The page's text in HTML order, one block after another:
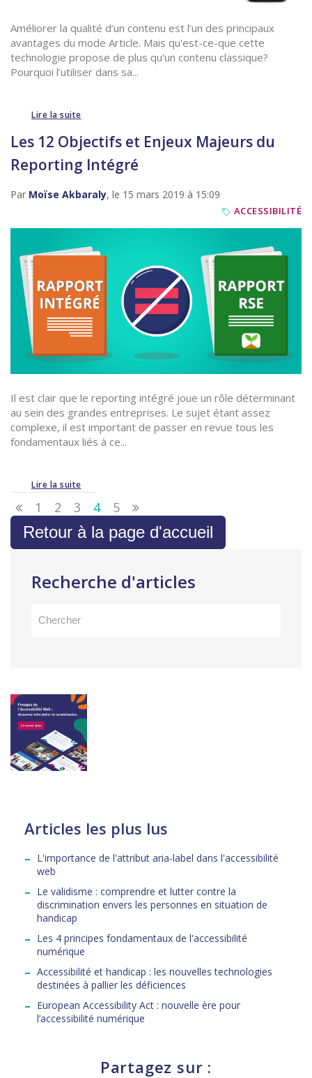
Améliorer la qualité d’un contenu est l’un des principaux
avantages du mode Article. Mais qu'est-ce-que cette
technologie propose de plus qu'un contenu classique?
Pourquoi l’utiliser dans sa...
Lire la suite
Les 12 Objectifs et Enjeux Majeurs du
Reporting Intégré
Par Moïse Akbaraly, le 15 mars 2019 à 15:09
ACCESSIBILITÉ
Il est clair que le reporting intégré joue un rôle déterminant
au sein des grandes entreprises. Le sujet étant assez
complexe, il est important de passer en revue tous les
fondamentaux liés à ce...
Lire la suite
1 2 3 4 5
Retour à la page d'accueil
Recherche d'articles
Articles les plus lus
L'importance de l'attribut aria-label dans l'accessibilité
web
Le validisme : comprendre et lutter contre la
discrimination envers les personnes en situation de
handicap
Les 4 principes fondamentaux de l'accessibilité
numérique
Accessibilité et handicap : les nouvelles technologies
destinées à pallier les déficiences
European Accessibility Act : nouvelle ère pour
l’accessibilité numérique
Partagez sur :